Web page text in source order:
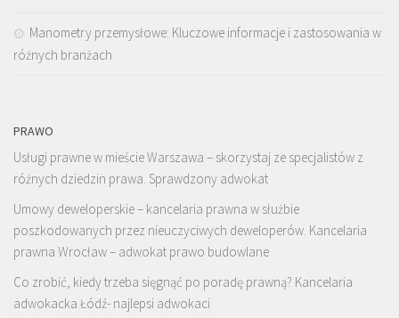
Manometry przemysłowe: Kluczowe informacje i zastosowania w
różnych branżach
PRAWO
Usługi prawne w mieście Warszawa – skorzystaj ze specjalistów z
różnych dziedzin prawa. Sprawdzony adwokat
Umowy deweloperskie – kancelaria prawna w służbie
poszkodowanych przez nieuczyciwych deweloperów. Kancelaria
prawna Wrocław – adwokat prawo budowlane
Co zrobić, kiedy trzeba sięgnąć po poradę prawną? Kancelaria
adwokacka Łódź- najlepsi adwokaci